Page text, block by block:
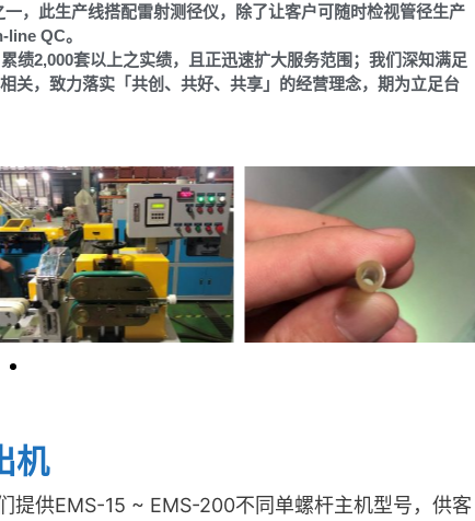
，此生产线搭配雷射测径仪，除了让客户可随时检视管径生产
QC。
绩2,000套以上之实绩，且正迅速扩大服务范围；我们深知满足
关，致力落实「共创、共好、共享」的经营理念，期为立足台
机
提供EMS-15 ~ EMS-200不同单螺杆主机型号，供客